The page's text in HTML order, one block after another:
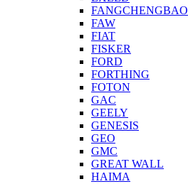
FANGCHENGBAO
FAW
FIAT
FISKER
FORD
FORTHING
FOTON
GAC
GEELY
GENESIS
GEO
GMC
GREAT WALL
HAIMA